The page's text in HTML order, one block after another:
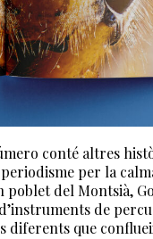
conté altres
per la
poblet del Montsià,
de
diferents que